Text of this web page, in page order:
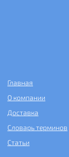
Главная
О компании
Доставка
Словарь терминов
Статьи